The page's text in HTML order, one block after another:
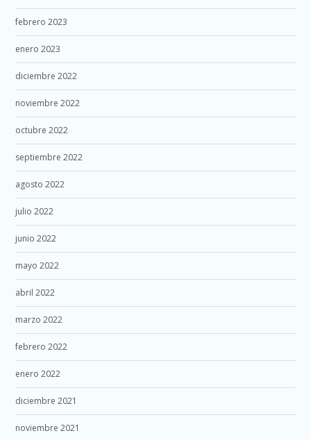
febrero 2023
enero 2023
diciembre 2022
noviembre 2022
octubre 2022
septiembre 2022
agosto 2022
julio 2022
junio 2022
mayo 2022
abril 2022
marzo 2022
febrero 2022
enero 2022
diciembre 2021
noviembre 2021